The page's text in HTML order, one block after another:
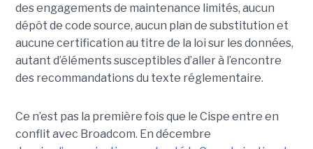
des engagements de maintenance limités, aucun
dépôt de code source, aucun plan de substitution et
aucune certification au titre de la loi sur les données,
autant d’éléments susceptibles d’aller à l’encontre
des recommandations du texte réglementaire.
Ce n’est pas la première fois que le Cispe entre en
conflit avec Broadcom. En décembre